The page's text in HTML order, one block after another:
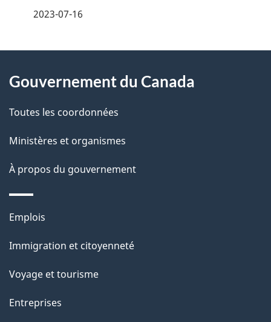
i
l
s
d
e
l
a
p
a
2023-07-16
propos
de
ce
site
Gouvernement du Canada
Toutes les coordonnées
Ministères et organismes
À propos du gouvernement
Thèmes
sujets
Emplois
Immigration et citoyenneté
Voyage et tourisme
Entreprises